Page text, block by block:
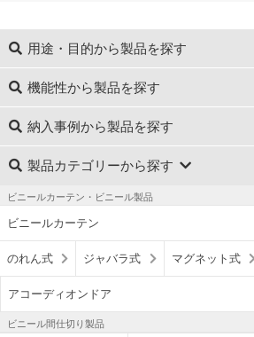
用途・目的から製品を探す
機能性から製品を探す
納入事例から製品を探す
製品カテゴリーから探す
ビニールカーテン・ビニール製品
ビニールカーテン
のれん式 ジャバラ式 マグネット式
アコーディオンドア
ビニール間仕切り製品